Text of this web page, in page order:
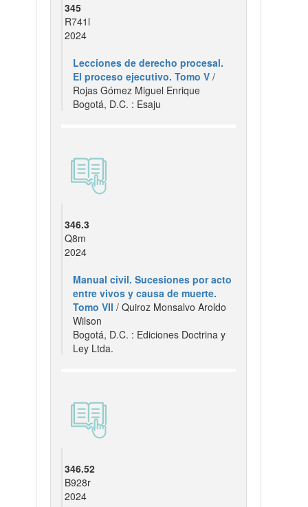
345
R741l
2024
Lecciones de derecho procesal.
El proceso ejecutivo. Tomo V /
Rojas Gómez Miguel Enrique
Bogotá, D.C. : Esaju
346.3
Q8m
2024
Manual civil. Sucesiones por acto
entre vivos y causa de muerte.
Tomo VII / Quiroz Monsalvo Aroldo
Wilson
Bogotá, D.C. : Ediciones Doctrina y
Ley Ltda.
346.52
B928r
2024